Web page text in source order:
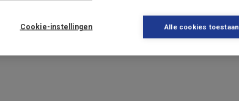
Cookie-instellingen Alle cookies toestaan